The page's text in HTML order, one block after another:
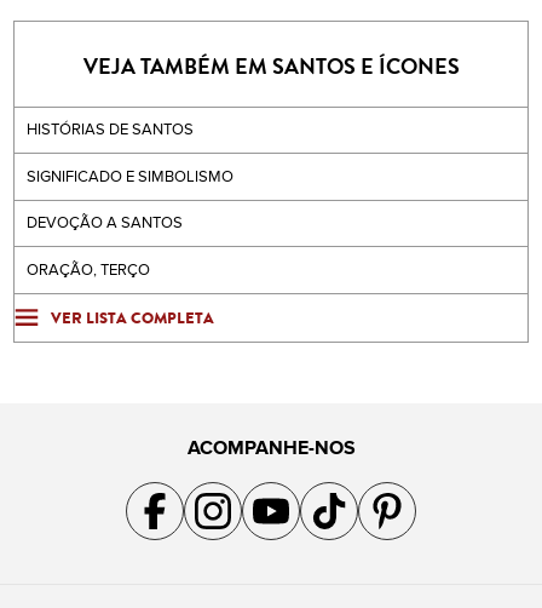
VEJA TAMBÉM EM SANTOS E ÍCONES
HISTÓRIAS DE SANTOS
SIGNIFICADO E SIMBOLISMO
DEVOÇÃO A SANTOS
ORAÇÃO, TERÇO
VER LISTA COMPLETA
ACOMPANHE-NOS
Acompanhe a gente no Facebook
Acompanhe a gente no Instagram
Acompanhe a gente no YouTube
Acompanhe a gente no TikTok
Acompanhe a gente no